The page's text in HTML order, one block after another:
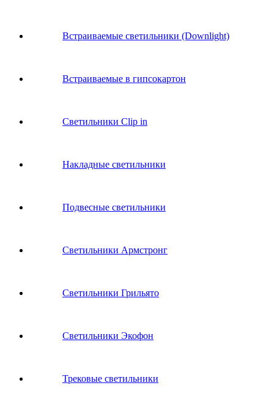
Встраиваемые светильники (Downlight)
Встраиваемые в гипсокартон
Светильники Clip in
Накладные светильники
Подвесные светильники
Светильники Армстронг
Светильники Грильято
Светильники Экофон
Трековые светильники